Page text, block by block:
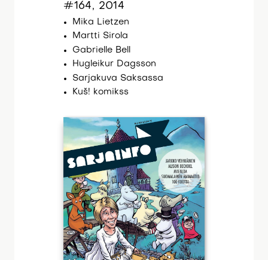
#164, 2014
Mika Lietzen
Martti Sirola
Gabrielle Bell
Hugleikur Dagsson
Sarjakuva Saksassa
Kuš! komikss